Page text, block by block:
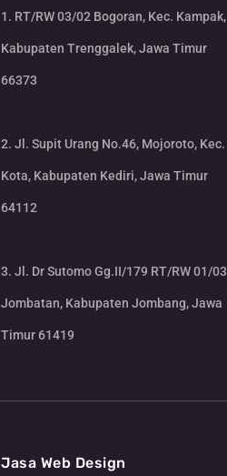
1. RT/RW 03/02 Bogoran, Kec. Kampak,
Kabupaten Trenggalek, Jawa Timur
66373
2. Jl. Supit Urang No.46, Mojoroto, Kec.
Kota, Kabupaten Kediri, Jawa Timur
64112
3. Jl. Dr Sutomo Gg.II/179 RT/RW 01/03
Jombatan, Kabupaten Jombang, Jawa
Timur 61419
Jasa Web Design